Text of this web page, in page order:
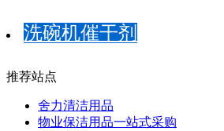
洗碗机催干剂
推荐站点
舍力清洁用品
物业保洁用品一站式采购